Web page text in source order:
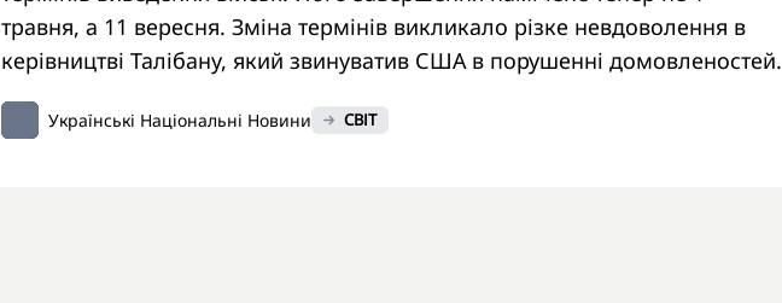
травня, а 11 вересня. Зміна термінів викликало різке невдоволення в
керівництві Талібану, який звинуватив США в порушенні домовленостей.
Українські Національні Новини СВІТ